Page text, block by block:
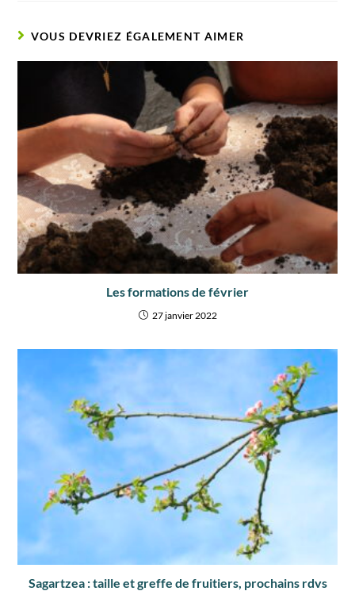
VOUS DEVRIEZ ÉGALEMENT AIMER
Les formations de février
27 janvier 2022
Sagartzea : taille et greffe de fruitiers, prochains rdvs